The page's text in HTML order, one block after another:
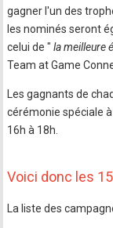
gagner l'un des
les nominés seront
celui de " la meilleure
Team at Game
Les gagnants de
cérémonie spéciale
16h à 18h.
Voici donc les
La liste des